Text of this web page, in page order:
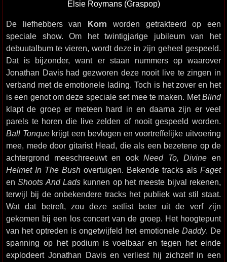
De liefhebbers van Korn worden getrakteerd op een
speciale show. Om het twintigjarige jubileum van het
debuutalbum te vieren, wordt deze in zijn geheel gespeeld.
Dat is bijzonder, want er staan nummers op waarover
Jonathan Davis had gezworen deze nooit live te zingen in
verband met de emotionele lading. Toch is het zover en het
is een genot om deze speciale set mee te maken. MetBlind
klapt de groep er meteen hard in en daarna zijn er veel
parels te horen die live zelden of nooit gespeeld worden.
Ball Tonquekrijgt een bevlogen en voortreffelijke uitvoering
mee, mede door gitarist Head, die als een bezetene op de
achtergrond meeschreeuwt en ookNeed To, Divine en
Helmet In The Bush overtuigen. Bekende tracks als Faget
enShoots And Lads kunnen op het meeste bijval rekenen,
terwijl bij de onbekendere tracks het publiek wat stil staat.
Wat dat betreft, zou deze setlist beter uit de verf zijn
gekomen bij een los concert van de groep. Het hoogtepunt
van het optreden is ongetwijfeld het emotionele Daddy. De
spanning op het podium is voelbaar en tegen het einde
explodeert Jonathan Davis en verliest hij zichzelf in een